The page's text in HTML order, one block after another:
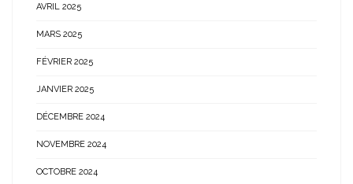
AVRIL 2025
MARS 2025
FÉVRIER 2025
JANVIER 2025
DÉCEMBRE 2024
NOVEMBRE 2024
OCTOBRE 2024